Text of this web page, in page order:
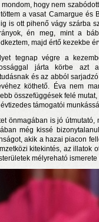
élmény
a nyár még tart!
mondom, hogy nem
a vasat Camargue és
is ott pihenő vágy szárba
én meg, mint a
majd értő kezekbe
tegnap végre a
járta körbe azt
és az abból
köthető. Éva nem
összefüggések felé
támogatói
önmagában is jó
még kissé
akik a hazai piacon
kitekintés, az illatok
mélyreható